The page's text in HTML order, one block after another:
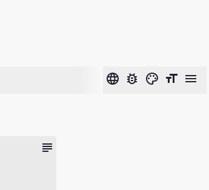
language bug_report color_lens format_size menu
subject